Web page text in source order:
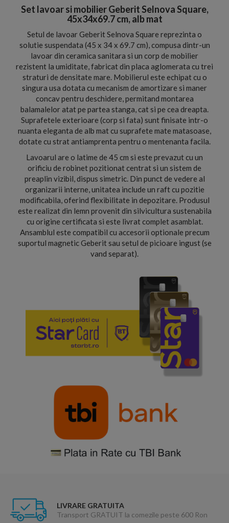
Set lavoar si mobilier Geberit Selnova Square,
45x34x69.7 cm, alb mat
Setul de lavoar Geberit Selnova Square reprezinta o
solutie suspendata (45 x 34 x 69.7 cm), compusa dintr-un
lavoar din ceramica sanitara si un corp de mobilier
rezistent la umiditate, fabricat din placa aglomerata cu trei
straturi de densitate mare. Mobilierul este echipat cu o
singura usa dotata cu mecanism de amortizare si maner
concav pentru deschidere, permitand montarea
balamalelor atat pe partea stanga, cat si pe cea dreapta.
Suprafetele exterioare (corp si fata) sunt finisate intr-o
nuanta eleganta de alb mat cu suprafete mate matasoase,
dotate cu strat antiamprenta pentru o mentenanta facila.
Lavoarul are o latime de 45 cm si este prevazut cu un
orificiu de robinet pozitionat centrat si un sistem de
preaplin vizibil, dispus simetric. Din punct de vedere al
organizarii interne, unitatea include un raft cu pozitie
modificabila, oferind flexibilitate in depozitare. Produsul
este realizat din lemn provenit din silvicultura sustenabila
cu origine certificata si este livrat complet asamblat.
Ansamblul este compatibil cu accesorii optionale precum
suportul magnetic Geberit sau setul de picioare ingust (se
vand separat).
LIVRARE GRATUITA
Transport GRATUIT la comezile peste 600 Ron